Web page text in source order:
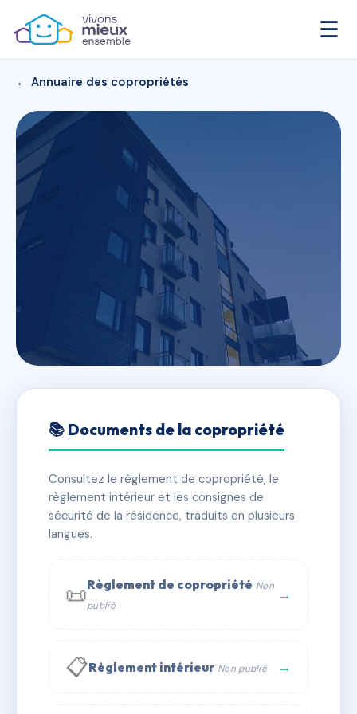
☰
← Annuaire des copropriétés
19 RUE DU MEILET
✓ Immatriculée 🏠 19 lots 🏗 1 bâtiment(s)
📞 Contacter Syndic Digital
📚 Documents de la copropriété
Consultez le règlement de copropriété, le
règlement intérieur et les consignes de
sécurité de la résidence, traduits en plusieurs
langues.
📜Règlement de copropriété Non
publié
→
📋Règlement intérieur Non publié →